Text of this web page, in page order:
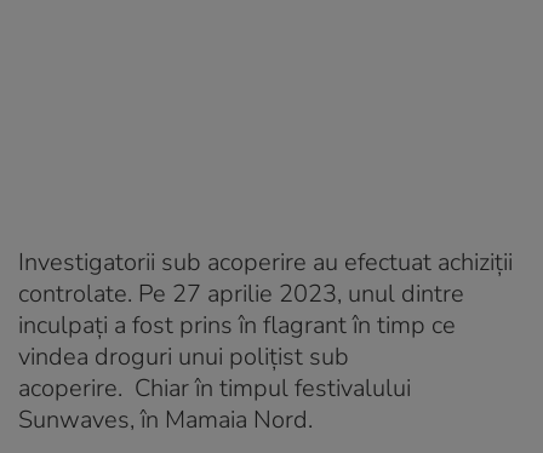
Investigatorii sub acoperire au efectuat achiziții
controlate. Pe 27 aprilie 2023, unul dintre
inculpați a fost prins în flagrant în timp ce
vindea droguri unui polițist sub
acoperire. Chiar în timpul festivalului
Sunwaves, în Mamaia Nord.